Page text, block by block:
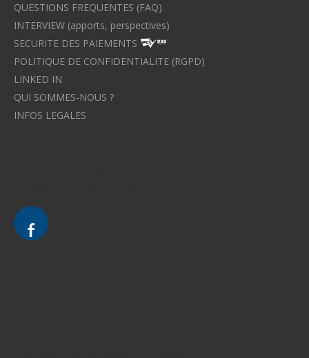
QUESTIONS FREQUENTES (FAQ)
INTERVIEW (apports, perspectives)
SECURITE DES PAIEMENTS
POLITIQUE DE CONFIDENTIALITE (RGPD)
LINKED IN
QUI SOMMES-NOUS ?
INFOS LEGALES